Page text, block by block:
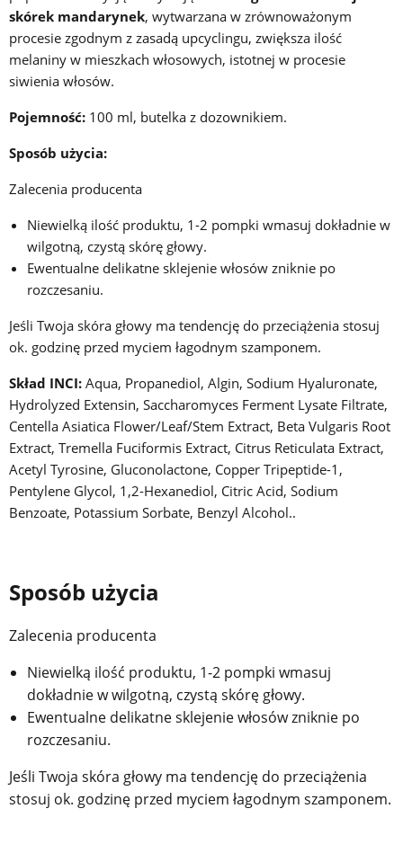
skórek mandarynek, wytwarzana w zrównoważonym
procesie zgodnym z zasadą upcyclingu, zwiększa ilość
melaniny w mieszkach włosowych, istotnej w procesie
siwienia włosów.
Pojemność: 100 ml, butelka z dozownikiem.
Sposób użycia:
Zalecenia producenta
Niewielką ilość produktu, 1-2 pompki wmasuj dokładnie w
wilgotną, czystą skórę głowy.
Ewentualne delikatne sklejenie włosów zniknie po
rozczesaniu.
Jeśli Twoja skóra głowy ma tendencję do przeciążenia stosuj
ok. godzinę przed myciem łagodnym szamponem.
Skład INCI: Aqua, Propanediol, Algin, Sodium Hyaluronate,
Hydrolyzed Extensin, Saccharomyces Ferment Lysate Filtrate,
Centella Asiatica Flower/Leaf/Stem Extract, Beta Vulgaris Root
Extract, Tremella Fuciformis Extract, Citrus Reticulata Extract,
Acetyl Tyrosine, Gluconolactone, Copper Tripeptide-1,
Pentylene Glycol, 1,2-Hexanediol, Citric Acid, Sodium
Benzoate, Potassium Sorbate, Benzyl Alcohol..
Sposób użycia
Zalecenia producenta
Niewielką ilość produktu, 1-2 pompki wmasuj
dokładnie w wilgotną, czystą skórę głowy.
Ewentualne delikatne sklejenie włosów zniknie po
rozczesaniu.
Jeśli Twoja skóra głowy ma tendencję do przeciążenia
stosuj ok. godzinę przed myciem łagodnym szamponem.